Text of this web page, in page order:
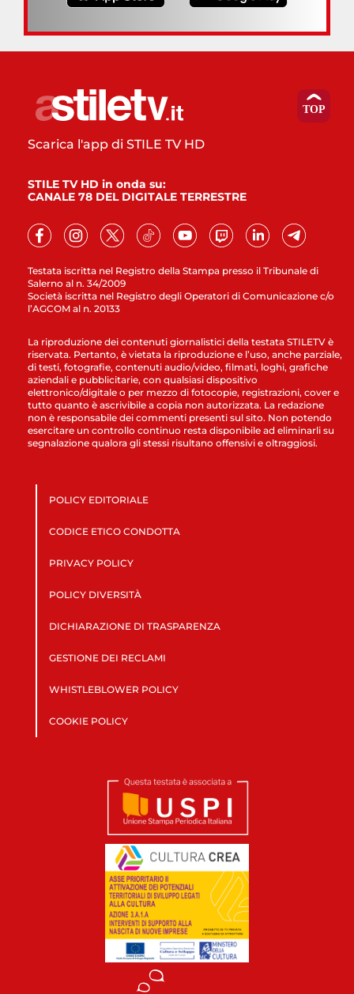
Testata iscritta nel Registro della Stampa presso il Tribunale di
Salerno al n. 34/2009
Società iscritta nel Registro degli Operatori di Comunicazione c/o
l’AGCOM al n. 20133
Scarica l'app di STILE TV HD
STILE TV HD in onda su:
CANALE 78 DEL DIGITALE TERRESTRE
La riproduzione dei contenuti giornalistici della testata STILETV è
riservata. Pertanto, è vietata la riproduzione e l’uso, anche parziale,
di testi, fotografie, contenuti audio/video, filmati, loghi, grafiche
aziendali e pubblicitarie, con qualsiasi dispositivo
elettronico/digitale o per mezzo di fotocopie, registrazioni, cover e
tutto quanto è ascrivibile a copia non autorizzata. La redazione
non è responsabile dei commenti presenti sul sito. Non potendo
esercitare un controllo continuo resta disponibile ad eliminarli su
segnalazione qualora gli stessi risultano offensivi e oltraggiosi.
POLICY EDITORIALE
CODICE ETICO CONDOTTA
PRIVACY POLICY
POLICY DIVERSITÀ
DICHIARAZIONE DI TRASPARENZA
GESTIONE DEI RECLAMI
WHISTLEBLOWER POLICY
COOKIE POLICY